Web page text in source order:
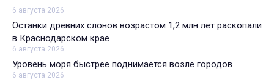
6 августа 2026
Останки древних слонов возрастом 1,2 млн лет раскопали
в Краснодарском крае
6 августа 2026
Уровень моря быстрее поднимается возле городов
6 августа 2026